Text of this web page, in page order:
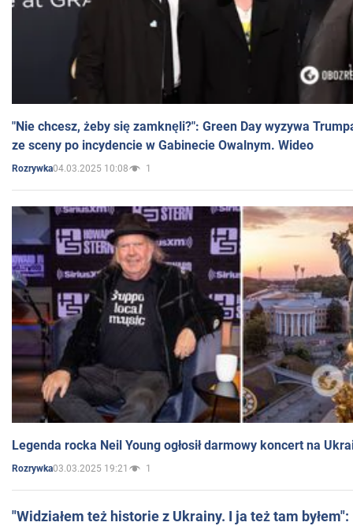
"Nie chcesz, żeby się zamknęli?": Green Day wyzywa
ze sceny po incydencie w Gabinecie Owalnym. Wideo
Rozrywka04.03.2025 10:08 1
Legenda rocka Neil Young ogłosił darmowy koncert na
Rozrywka03.03.2025 19:21 1
"Widziałem też historie z Ukrainy. I ja też tam